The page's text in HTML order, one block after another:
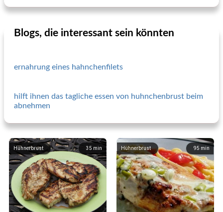
Blogs, die interessant sein könnten
ernahrung eines hahnchenfilets
hilft ihnen das tagliche essen von huhnchenbrust beim
abnehmen
35 min
Hühnerbrust 95 min
Hühnerbrust